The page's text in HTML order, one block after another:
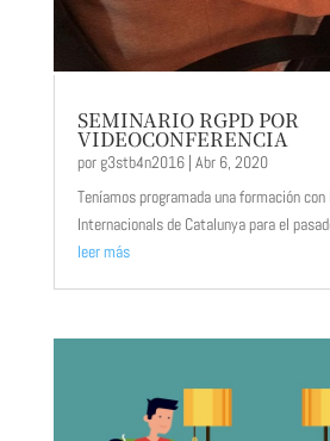
SEMINARIO RGPD POR
VIDEOCONFERENCIA
por g3stb4n2016| Abr 6, 2020
Teníamos programada una formación
Internacionals de Catalunya para el
leer más